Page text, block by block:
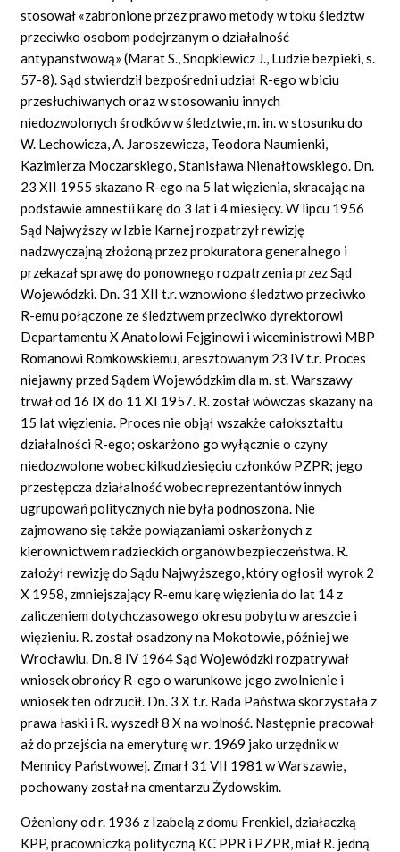
stosował «zabronione przez prawo metody w toku śledztw
przeciwko osobom podejrzanym o działalność
antypanstwową»(Marat S., Snopkiewicz J., Ludzie bezpieki, s.
57-8). Sąd stwierdził bezpośredni udział R-ego w biciu
przesłuchiwanych oraz w stosowaniu innych
niedozwolonych środków w śledztwie, m. in.w stosunku do
W. Lechowicza, A. Jaroszewicza, Teodora Naumienki,
Kazimierza Moczarskiego, Stanisława Nienałtowskiego. Dn.
23 XII 1955 skazano R-ego na 5 lat więzienia, skracając na
podstawie amnestii karę do 3 lat i 4 miesięcy. W lipcu 1956
Sąd Najwyższy w Izbie Karnej rozpatrzył rewizję
nadzwyczajną złożoną przez prokuratora generalnego i
przekazał sprawę do ponownego rozpatrzenia przez Sąd
Wojewódzki. Dn. 31 XII t.r. wznowiono śledztwo przeciwko
R-emu połączone ze śledztwem przeciwko dyrektorowi
Departamentu X Anatolowi Fejginowi i wiceministrowi MBP
Romanowi Romkowskiemu, aresztowanym 23 IV t.r. Proces
niejawny przed Sądem Wojewódzkim dla m.st.Warszawy
trwał od 16 IX do 11 XI 1957. R. został wówczas skazany na
15 lat więzienia. Proces nie objął wszakże całokształtu
działalności R-ego; oskarżono go wyłącznie o czyny
niedozwolone wobec kilkudziesięciu członków PZPR; jego
przestępcza działalność wobec reprezentantów innych
ugrupowań politycznych nie była podnoszona. Nie
zajmowano się także powiązaniami oskarżonych z
kierownictwem radzieckich organów bezpieczeństwa. R.
założył rewizję do Sądu Najwyższego, który ogłosił wyrok 2
X 1958, zmniejszający R-emu karę więzienia do lat 14 z
zaliczeniem dotychczasowego okresu pobytu w areszcie i
więzieniu. R. został osadzony na Mokotowie, później we
Wrocławiu. Dn. 8 IV 1964 Sąd Wojewódzki rozpatrywał
wniosek obrońcy R-ego o warunkowe jego zwolnienie i
wniosek ten odrzucił. Dn. 3 X t.r. Rada Państwa skorzystała z
prawa łaski i R. wyszedł 8 X na wolność. Następnie pracował
aż do przejścia na emeryturę w r. 1969 jako urzędnik w
Mennicy Państwowej. Zmarł 31 VII 1981 w Warszawie,
pochowany został na cmentarzu Żydowskim.
Ożeniony od r. 1936 z Izabelą z domu Frenkiel, działaczką
KPP, pracowniczką polityczną KC PPR i PZPR, miał R. jedną